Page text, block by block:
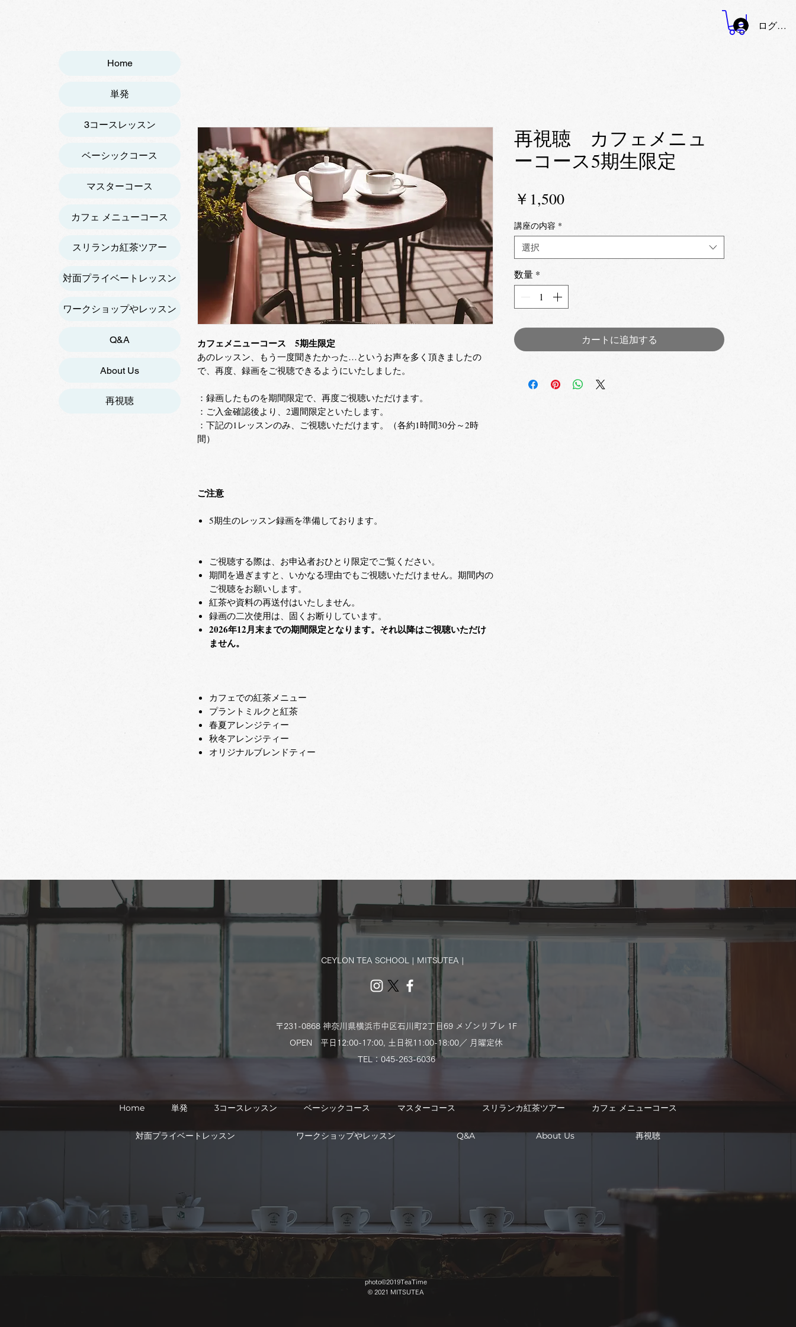
ログイン
カフェメニューコース 5期生限定
あのレッスン、もう一度聞きたかった…というお声を多く頂きましたの
で、再度、録画をご視聴できるようにいたしました。
：録画したものを期間限定で、再度ご視聴いただけます。
：ご入金確認後より、2週間限定といたします。
：下記の1レッスンのみ、ご視聴いただけます。（各約1時間30分～2時
間）
ご注意
5期生のレッスン録画を準備しております。
ご視聴する際は、お申込者おひとり限定でご覧ください。
期間を過ぎますと、いかなる理由でもご視聴いただけません。期間内の
ご視聴をお願いします。
紅茶や資料の再送付はいたしません。
録画の二次使用は、固くお断りしています。
2026年12月末までの期間限定となります。それ以降はご視聴いただけ
ません。
カフェでの紅茶メニュー
プラントミルクと紅茶
春夏アレンジティー
秋冬アレンジティー
オリジナルブレンドティー
再視聴 カフェメニュ
ーコース5期生限定
￥1,500価
講座の内容 *
選択
数量 *
カートに追加する
Home
単発
3コースレッスン
ベーシックコース
マスターコース
カフェ メニューコース
スリランカ紅茶ツアー
対面プライベートレッスン
ワークショップやレッスン
Q&A
About Us
再視聴
CEYLON TEA SCHOOL | MITSUTEA |
〒231-0868 神奈川県横浜市中区石川町2丁目69 メゾンリブレ 1F
OPEN 平日12:00-17:00, 土日祝11:00-18:00／ 月曜定休
TEL：​045-263-6036
Home 単発 3コースレッスン ベーシックコース マスターコース スリランカ紅茶ツアー カフェ メニューコース
対面プライベートレッスン ワークショップやレッスン Q&A About Us 再視聴
photo©2019TeaTime
© 2021 MITSUTEA